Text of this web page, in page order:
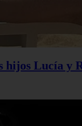
hijos Lucía y